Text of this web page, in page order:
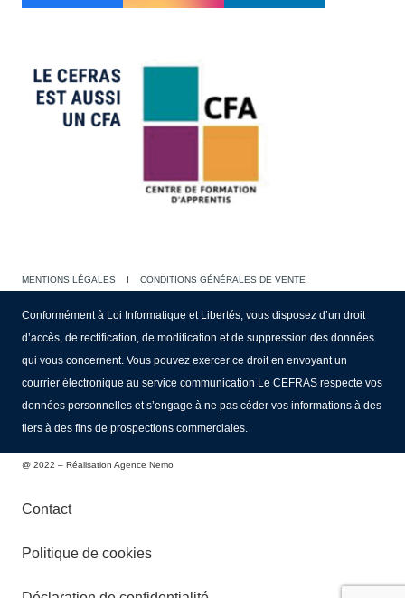
MENTIONS LÉGALES I CONDITIONS GÉNÉRALES DE VENTE
Conformément à Loi Informatique et Libertés, vous disposez d’un droit
d’accès, de rectification, de modification et de suppression des données
qui vous concernent. Vous pouvez exercer ce droit en envoyant un
courrier électronique au service communication Le CEFRAS respecte vos
données personnelles et s’engage à ne pas céder vos informations à des
tiers à des fins de prospections commerciales.
@ 2022 – Réalisation Agence Nemo
Contact
Politique de cookies